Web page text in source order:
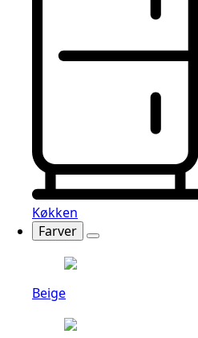
Køkken
Farver
Beige